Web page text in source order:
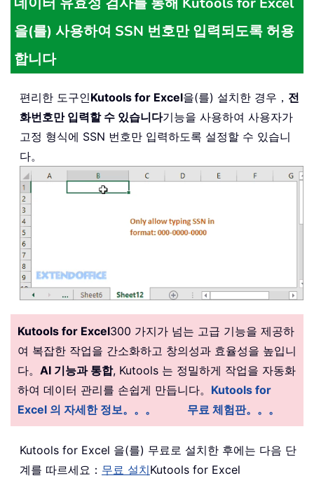
을(를) 사용하여 SSN 번호만 입력되도록 허용
합니다
편리한 도구인Kutools for Excel을(를) 설치한 경우， 전
화번호만 입력할 수 있습니다기능을 사용하여 사용자가
고정 형식에 SSN 번호만 입력하도록 설정할 수 있습니
다。
Kutools for Excel300 가지가 넘는 고급 기능을 제공하
여 복잡한 작업을 간소화하고 창의성과 효율성을 높입니
다。 AI 기능과 통합, Kutools 는 정밀하게 작업을 자동화
하여 데이터 관리를 손쉽게 만듭니다。 Kutools for
Excel 의 자세한 정보。。。
무료 체험판。。。
Kutools for Excel 을(를) 무료로 설치한 후에는 다음 단
계를 따르세요： 무료 설치Kutools for Excel